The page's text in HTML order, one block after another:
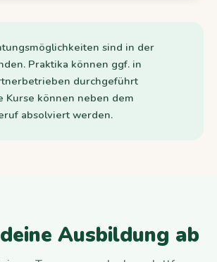
sind in der
Praktika können ggf. in
durchgeführt
Kurse können neben dem
absolviert werden.
Ausbildung ab